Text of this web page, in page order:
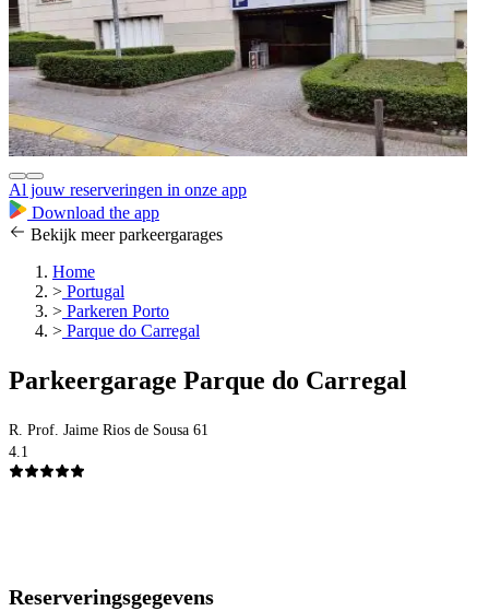
Al jouw reserveringen in onze app
Download the app
Bekijk meer parkeergarages
Home
> Portugal
> Parkeren Porto
> Parque do Carregal
Parkeergarage Parque do Carregal
R. Prof. Jaime Rios de Sousa 61
4.1
Reserveringsgegevens